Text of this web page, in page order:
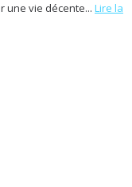
une vie décente... Lire la